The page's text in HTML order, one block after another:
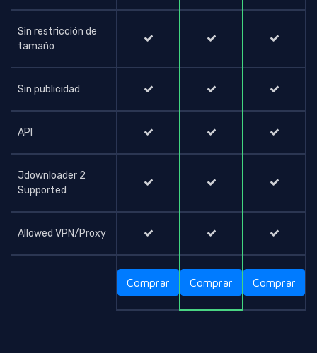
Sin restricción de
tamaño
Sin publicidad
API
Jdownloader 2
Supported
Allowed VPN/Proxy
Comprar Comprar Comprar